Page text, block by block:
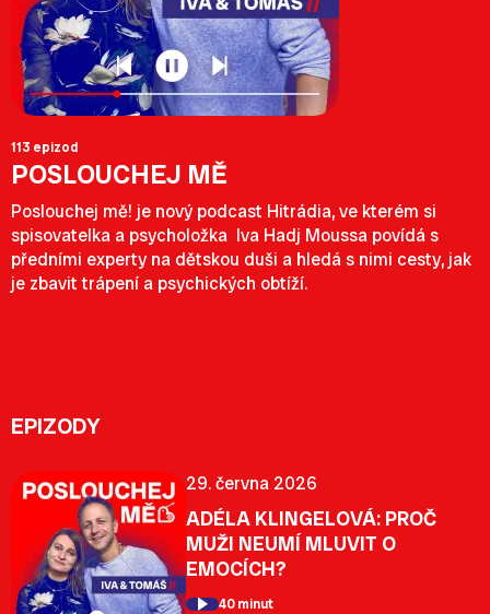
113 epizod
POSLOUCHEJ MĚ
Poslouchej mě! je nový podcast Hitrádia, ve kterém si
spisovatelka a psycholožka Iva Hadj Moussa povídá s
předními experty na dětskou duši a hledá s nimi cesty, jak
je zbavit trápení a psychických obtíží.
EPIZODY
29. června 2026
ADÉLA KLINGELOVÁ: PROČ
MUŽI NEUMÍ MLUVIT O
EMOCÍCH?
40 minut